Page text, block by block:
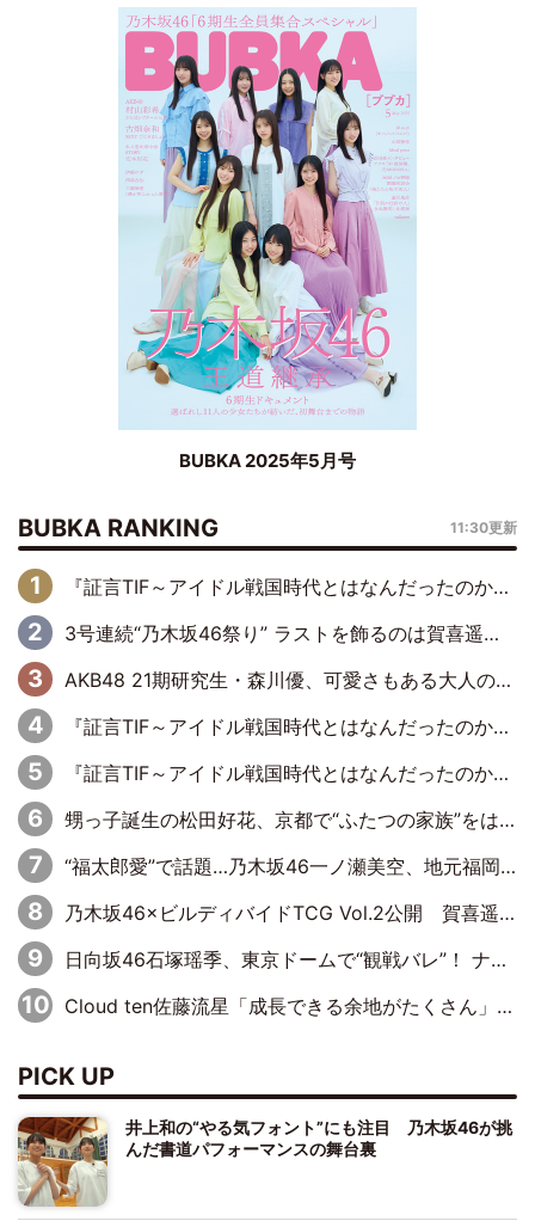
BUBKA 2025年5月号
BUBKA RANKING 11:30更新
『証言TIF～アイドル戦国時代とはなんだったのか～』第6回：でんぱ組.inc・古川未鈴×相沢梨紗「『ハロプロやりたかったな』って言ったら、夢眠ねむさんに『てめえはでんぱ組．incなんだよ！』って肩パンされて(笑)」
3号連続“乃木坂46祭り” ラストを飾るのは賀喜遥香…5年ぶりの登場に「5年分大人になった私を見ていただけたら」
AKB48 21期研究生・森川優、可愛さもある大人の女性に
『証言TIF～アイドル戦国時代とはなんだったのか～』第11回：私立恵比寿中学・真山りか×安本彩花「TIFで10年ぶりのキョンシーメイクをしたら、場を完全に引かせてしまって。時代が変わったんだなって」
『証言TIF～アイドル戦国時代とはなんだったのか～』第10回：さくら学院・武藤彩未×飯田らうら「正直、中3で辞めるというのを信じてなくて。そう言われてはいたけど、嘘でしょって」
甥っ子誕生の松田好花、京都で“ふたつの家族”をはしご！ “母”黒谷友香に見送られ、“父”松岡昌宏とはハシゴ酒
“福太郎愛”で話題…乃木坂46一ノ瀬美空、地元福岡『めんべい25周年トップサポーター』に就任
乃木坂46×ビルディバイドTCG Vol.2公開 賀喜遥香＆田村真佑が『京まふ』ステージに登壇
日向坂46石塚瑶季、東京ドームで“観戦バレ”！ ナイツ・塙も認めた「巨人に詳しすぎるアイドル」は元VENUSスクール生で杉内コーチ推し⁉
Cloud ten佐藤流星「成長できる余地がたくさん」、本田高優「何度見ても飽きない公演に」
PICK UP
井上和の“やる気フォント”にも注目 乃木坂46が挑
んだ書道パフォーマンスの舞台裏